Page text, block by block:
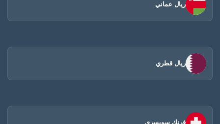
ريال عماني
ريال قطري
فرنك سويسرى